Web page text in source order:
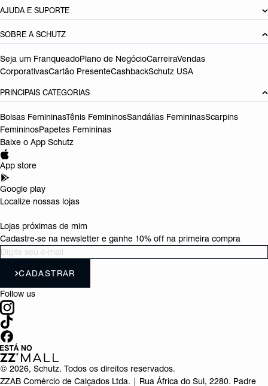
AJUDA E SUPORTE
SOBRE A SCHUTZ
Seja um FranqueadoPlano de NegócioCarreiraVendas
CorporativasCartão PresenteCashbackSchutz USA
PRINCIPAIS CATEGORIAS
Bolsas FemininasTênis FemininosSandálias FemininasScarpins
FemininosPapetes Femininas
Baixe o App Schutz
App store
Google play
Localize nossas lojas
Lojas próximas de mim
Cadastre-se na newsletter e ganhe 10% off na primeira compra
CADASTRAR
Follow us
© 2026, Schutz. Todos os direitos reservados.
ZZAB Comércio de Calçados Ltda. | Rua África do Sul, 2280. Padre